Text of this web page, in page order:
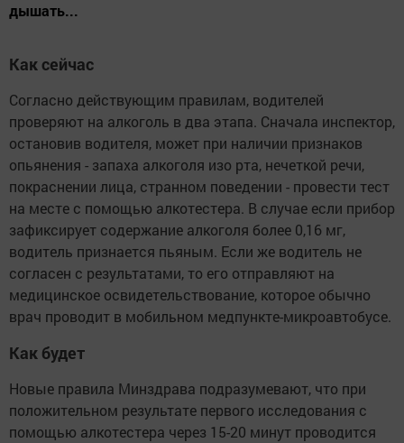
дышать...
Как сейчас
Согласно действующим правилам, водителей
проверяют на алкоголь в два этапа. Сначала инспектор,
остановив водителя, может при наличии признаков
опьянения - запаха алкоголя изо рта, нечеткой речи,
покраснении лица, странном поведении - провести тест
на месте с помощью алкотестера. В случае если прибор
зафиксирует содержание алкоголя более 0,16 мг,
водитель признается пьяным. Если же водитель не
согласен с результатами, то его отправляют на
медицинское освидетельствование, которое обычно
врач проводит в мобильном медпункте-микроавтобусе.
Как будет
Новые правила Минздрава подразумевают, что при
положительном результате первого исследования с
помощью алкотестера через 15-20 минут проводится